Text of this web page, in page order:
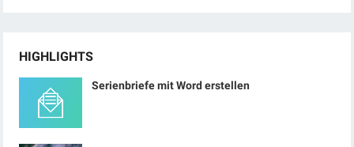
HIGHLIGHTS
Serienbriefe mit Word erstellen